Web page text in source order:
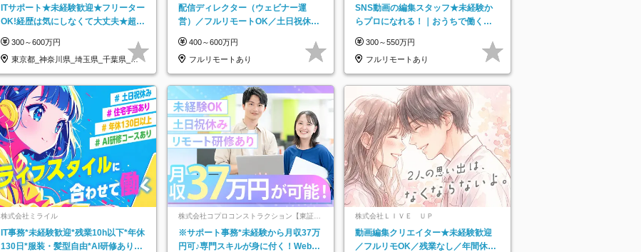
ITサポート★未経験歓迎★フリーター
OK!経歴は気にしなくて大丈夫★超大
300～600万円
東京都_神奈川県_埼玉県_千葉県_大
阪府…
配信ディレクター（ウェビナー運
営）／フルリモートOK／土日祝休み
400～600万円
フルリモートあり
SNS動画の編集スタッフ★未経験か
らプロになれる！｜おうちで働くフ
300～550万円
フルリモートあり
株式会社ミライル
IT事務*未経験歓迎*残業10h以下*年休
130日*服装・髪型自由*AI研修あり*
株式会社コプロコンストラクション【東証プ
ライム上場コプロ・ホールディングス子会
社】
※サポート事務*未経験から月収37万
円可♪専門スキルが身に付く！Web面
株式会社ＬＩＶＥ ＵＰ
動画編集クリエイター★未経験歓迎
／フルリモOK／残業なし／年間休日